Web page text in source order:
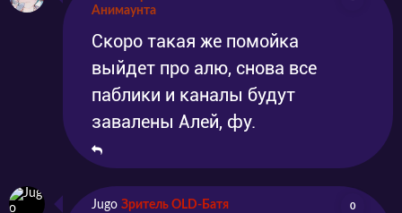
Анимаунта
Скоро такая же помойка
выйдет про алю, снова все
паблики и каналы будут
завалены Алей, фу.
Jugo Зритель OLD-Батя 0